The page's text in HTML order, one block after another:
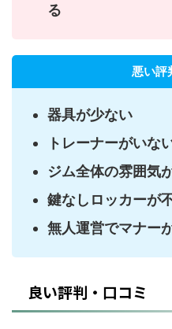
る
悪い評
器具が少ない
トレーナーがいな
ジム全体の雰囲気
鍵なしロッカーが
無人運営でマナー
良い評判・口コミ